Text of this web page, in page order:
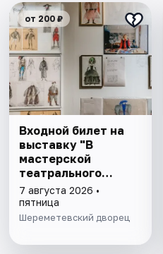
от 200 ₽
Входной билет на
выставку "В
мастерской
театрального
художника"
7 августа 2026 •
пятница
Шереметевский дворец